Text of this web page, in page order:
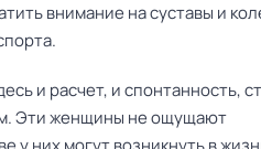
внимание на суставы и
и расчет, и спонтанность,
Эти женщины не ощущают